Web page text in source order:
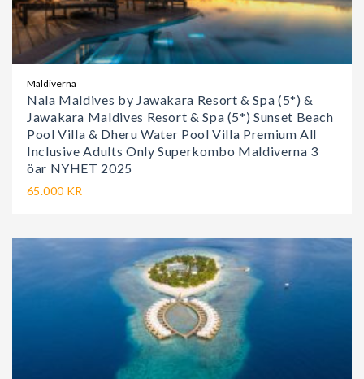
Maldiverna
Nala Maldives by Jawakara Resort & Spa (5*) &
Jawakara Maldives Resort & Spa (5*) Sunset Beach
Pool Villa & Dheru Water Pool Villa Premium All
Inclusive Adults Only Superkombo Maldiverna 3
öar NYHET 2025
65.000 KR